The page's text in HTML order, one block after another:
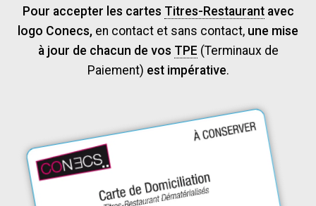
Pour accepter les cartes Titres-Restaurantavec
logo Conecs, en contact et sans contact, une mise
à jour de chacun de vos TPE (Terminaux de
Paiement) est impérative.